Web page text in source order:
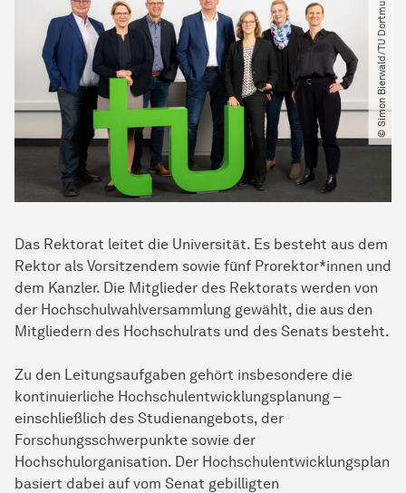
© Simon Bierwald​​/​​TU Dortmund
Das Rektorat leitet die Universität. Es besteht aus dem
Rektor als Vorsitzendem sowie fünf Prorektor*innen und
dem Kanzler. Die Mitglieder des Rektorats werden von
der Hochschulwahlversammlung gewählt, die aus den
Mitgliedern des Hochschulrats und des Senats besteht.
Zu den Leitungsaufgaben gehört insbesondere die
kontinuierliche Hochschulentwicklungsplanung –
einschließlich des Studienangebots, der
Forschungsschwerpunkte sowie der
Hochschulorganisation. Der Hochschulentwicklungsplan
basiert dabei auf vom Senat gebilligten